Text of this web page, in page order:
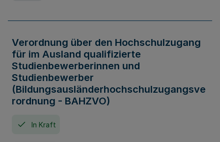
Verordnung über den Hochschulzugang
für im Ausland qualifizierte
Studienbewerberinnen und
Studienbewerber
(Bildungsausländerhochschulzugangsve
rordnung - BAHZVO)
In Kraft